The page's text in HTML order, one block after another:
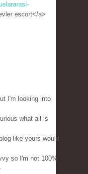
escort</a>
I'm looking into
what all is
like yours would
so I'm not 100%